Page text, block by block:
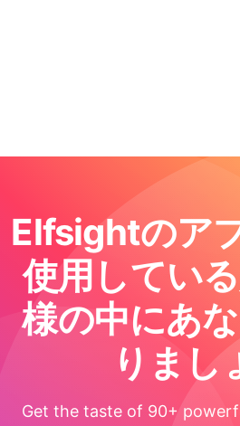
Elfsightのア
使用してい
様の中にあ
りまし
Get the taste of 90+